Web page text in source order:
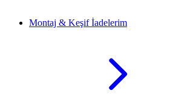
Montaj & Keşif İadelerim